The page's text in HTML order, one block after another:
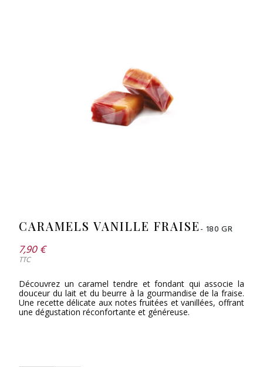
CARAMELS VANILLE FRAISE- 180 GR
7,90 €
TTC
Découvrez un caramel tendre et fondant qui associe la
douceur du lait et du beurre à la gourmandise de la fraise.
Une recette délicate aux notes fruitées et vanillées, offrant
une dégustation réconfortante et généreuse.